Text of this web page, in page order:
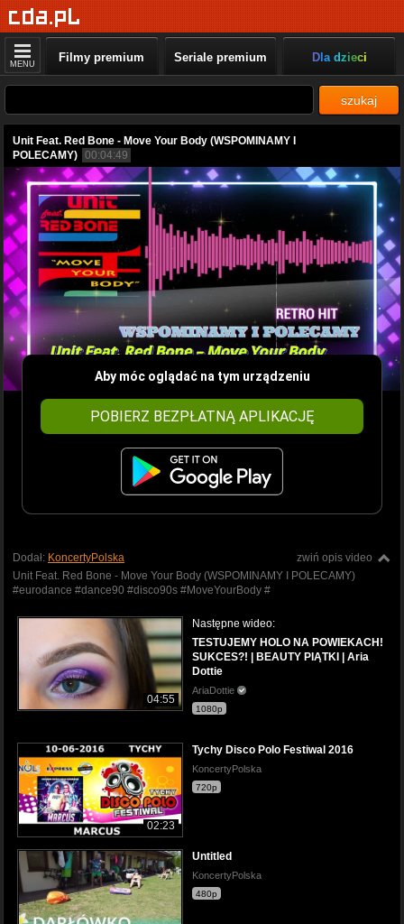
MENU Filmy premium Seriale premium Dla dzieci
szukaj
Unit Feat. Red Bone - Move Your Body (WSPOMINAMY I
POLECAMY) 00:04:49
Aby móc oglądać na tym urządzeniu
POBIERZ BEZPŁATNĄ APLIKACJĘ
zwiń opis video
Dodał: KoncertyPolska
Unit Feat. Red Bone - Move Your Body (WSPOMINAMY I POLECAMY)
#eurodance #dance90 #disco90s #MoveYourBody #
04:55
Następne wideo:
TESTUJEMY HOLO NA POWIEKACH!
SUKCES?! | BEAUTY PIĄTKI | Aria
Dottie
AriaDottie
1080p
02:23
Tychy Disco Polo Festiwal 2016
KoncertyPolska
720p
Untitled
KoncertyPolska
480p